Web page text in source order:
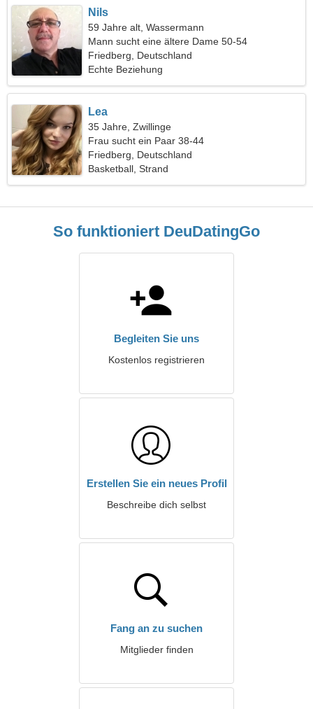
Nils
59 Jahre alt, Wassermann
Mann sucht eine ältere Dame 50-54
Friedberg, Deutschland
Echte Beziehung
Lea
35 Jahre, Zwillinge
Frau sucht ein Paar 38-44
Friedberg, Deutschland
Basketball, Strand
So funktioniert DeuDatingGo
Begleiten Sie uns
Kostenlos registrieren
Erstellen Sie ein neues Profil
Beschreibe dich selbst
Fang an zu suchen
Mitglieder finden